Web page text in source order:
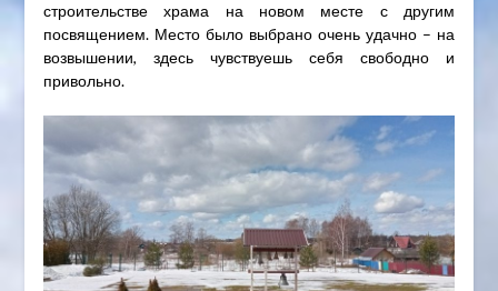
строительстве храма на новом месте с другим
посвящением. Место было выбрано очень удачно – на
возвышении, здесь чувствуешь себя свободно и
привольно.